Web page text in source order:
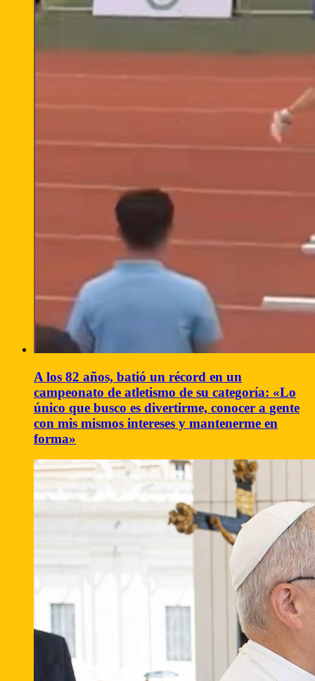
A los 82 años, batió un récord en un
campeonato de atletismo de su categoría: «Lo
único que busco es divertirme, conocer a gente
con mis mismos intereses y mantenerme en
forma»